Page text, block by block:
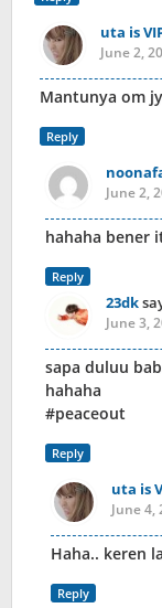
uta is
June 2,
Mantunya om
Reply
June 2,
hahaha bener
Reply
23dk
June 3,
sapa duluu
hahaha
#peaceout
Reply
uta is
June 4,
Haha.. keren
Reply